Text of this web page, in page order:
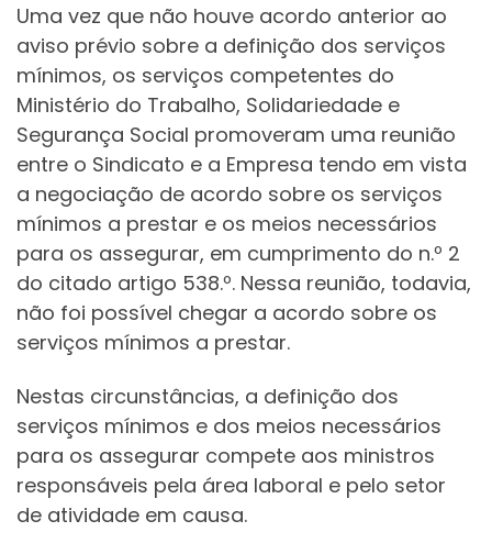
Uma vez que não houve acordo anterior ao
aviso prévio sobre a definição dos serviços
mínimos, os serviços competentes do
Ministério do Trabalho, Solidariedade e
Segurança Social promoveram uma reunião
entre o Sindicato e a Empresa tendo em vista
a negociação de acordo sobre os serviços
mínimos a prestar e os meios necessários
para os assegurar, em cumprimento do n.º 2
do citado artigo 538.º. Nessa reunião, todavia,
não foi possível chegar a acordo sobre os
serviços mínimos a prestar.
Nestas circunstâncias, a definição dos
serviços mínimos e dos meios necessários
para os assegurar compete aos ministros
responsáveis pela área laboral e pelo setor
de atividade em causa.